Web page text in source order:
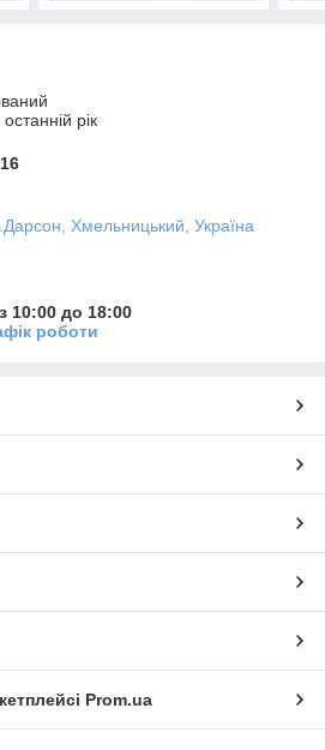
рік
Хмельницький, Україна
10:00 до 18:00
роботи
Prom.ua